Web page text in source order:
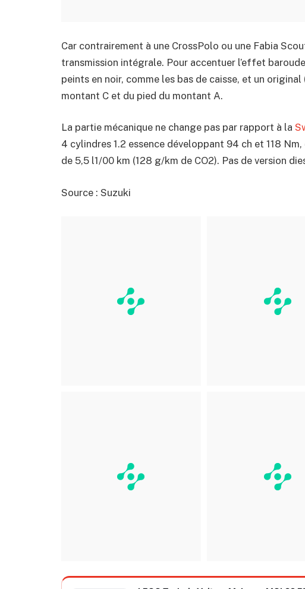
Car contrairement à une CrossPolo ou une Fabia
transmission intégrale. Pour accentuer l’effet
peints en noir, comme les bas de caisse, et un
montant C et du pied du montant A.
La partie mécanique ne change pas par rapport à la
4 cylindres 1.2 essence développant 94 ch et 118
de 5,5 l1/00 km (128 g/km de CO2). Pas de version
Source : Suzuki